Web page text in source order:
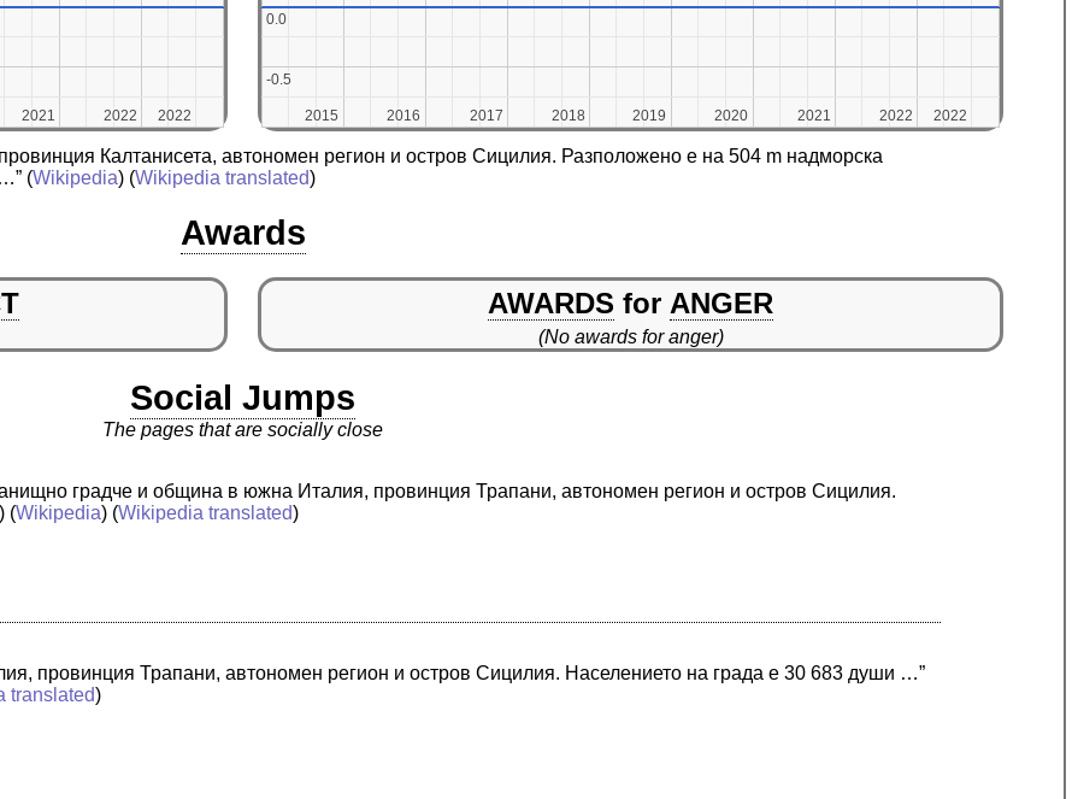
2021
2021 2022
2022 2022
2022 2015
2015 2016
2016 2017
2017 2018
2018 2019
2019 2020
2020 2021
2021 2022
2022 2022
2022
-0.5
-0.5
0.0
0.0
Калтанисета, автономен регион и остров Сицилия. Разположено е на 504 m надморска
(Wikipedia) (Wikipedia translated)
Awards
AWARDS for ANGER
(No awards for anger)
Social Jumps
The pages that are socially close
градче и община в южна Италия, провинция Трапани, автономен регион и остров Сицилия.
) (Wikipedia) (Wikipedia translated)
провинция Трапани, автономен регион и остров Сицилия. Населението на града е 30 683 души …”
translated)